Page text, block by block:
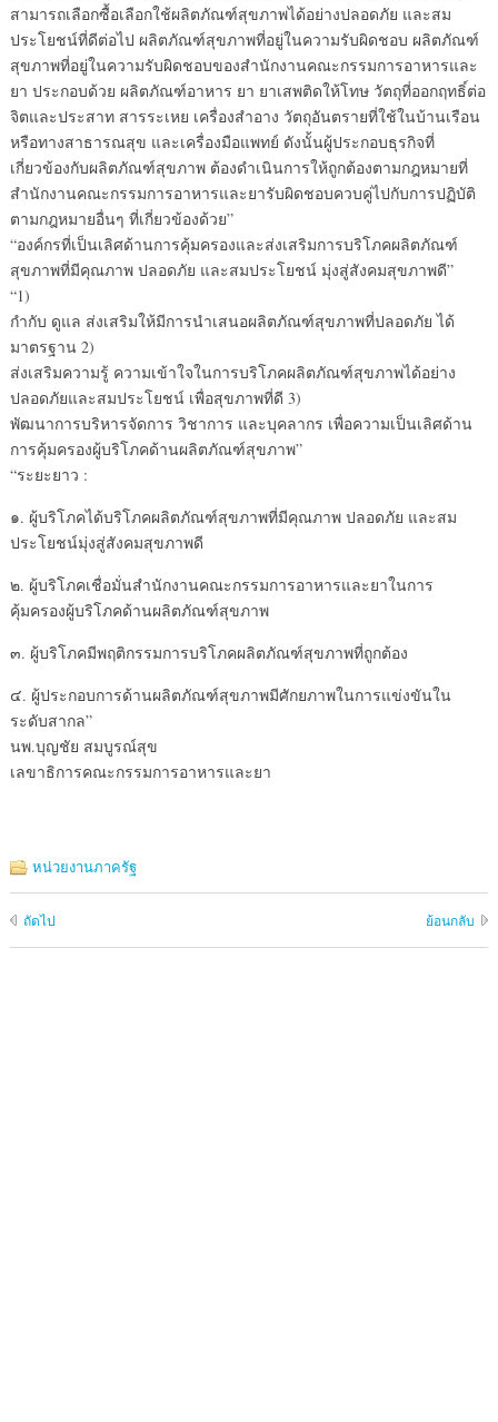
สามารถเลือกซื้อเลือกใช้ผลิตภัณฑ์สุขภาพได้อย่างปลอดภัย และสม
ประโยชน์ที่ดีต่อไป ผลิตภัณฑ์สุขภาพที่อยู่ในความรับผิดชอบ ผลิตภัณฑ์
สุขภาพที่อยู่ในความรับผิดชอบของสำนักงานคณะกรรมการอาหารและ
ยา ประกอบด้วย ผลิตภัณฑ์อาหาร ยา ยาเสพติดให้โทษ วัตถุที่ออกฤทธิ์ต่อ
จิตและประสาท สารระเหย เครื่องสำอาง วัตถุอันตรายที่ใช้ในบ้านเรือน
หรือทางสาธารณสุข และเครื่องมือแพทย์ ดังนั้นผู้ประกอบธุรกิจที่
เกี่ยวข้องกับผลิตภัณฑ์สุขภาพ ต้องดำเนินการให้ถูกต้องตามกฎหมายที่
สำนักงานคณะกรรมการอาหารและยารับผิดชอบควบคู่ไปกับการปฏิบัติ
ตามกฎหมายอื่นๆ ที่เกี่ยวข้องด้วย”
“องค์กรที่เป็นเลิศด้านการคุ้มครองและส่งเสริมการบริโภคผลิตภัณฑ์
สุขภาพที่มีคุณภาพ ปลอดภัย และสมประโยชน์ มุ่งสู่สังคมสุขภาพดี”
“1)
กำกับ ดูแล ส่งเสริมให้มีการนำเสนอผลิตภัณฑ์สุขภาพที่ปลอดภัย ได้
มาตรฐาน 2)
ส่งเสริมความรู้ ความเข้าใจในการบริโภคผลิตภัณฑ์สุขภาพได้อย่าง
ปลอดภัยและสมประโยชน์ เพื่อสุขภาพที่ดี 3)
พัฒนาการบริหารจัดการ วิชาการ และบุคลากร เพื่อความเป็นเลิศด้าน
การคุ้มครองผู้บริโภคด้านผลิตภัณฑ์สุขภาพ”
“ระยะยาว :
๑. ผู้บริโภคได้บริโภคผลิตภัณฑ์สุขภาพที่มีคุณภาพ ปลอดภัย และสม
ประโยชน์มุ่งสู่สังคมสุขภาพดี
๒. ผู้บริโภคเชื่อมั่นสำนักงานคณะกรรมการอาหารและยาในการ
คุ้มครองผู้บริโภคด้านผลิตภัณฑ์สุขภาพ
๓. ผู้บริโภคมีพฤติกรรมการบริโภคผลิตภัณฑ์สุขภาพที่ถูกต้อง
๔. ผู้ประกอบการด้านผลิตภัณฑ์สุขภาพมีศักยภาพในการแข่งขันใน
ระดับสากล”
นพ.บุญชัย สมบูรณ์สุข
เลขาธิการคณะกรรมการอาหารและยา
หน่วยงานภาครัฐ
ถัดไป ย้อนกลับ